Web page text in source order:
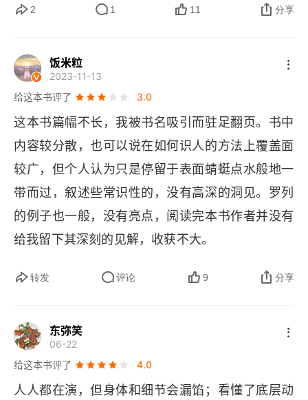
迈尔斯-布里格斯个性类型测量表
凯尔西气质类型
九型人格测试
为什么识别信息的真实性这么难
要互动，不要置身其外观察
提高测谎准确性的几点建议
如何在信息不足时做出正确推断
情（小肌肉群的秒变化，大多数人都不易察觉到
提问，用嗅觉感知氛围
洞察力的提升有助于提
高判断力层次，即跳出情绪，偏好判断，向利益判
断，规则判断，价值判断，是非判断靠拢。
2 1 11 分享
饭米粒
2023-11-13
给这本书评了
3.0
这本书篇幅不长，我被书名吸引而驻足翻页。书中
内容较分散，也可以说在如何识人的方法上覆盖面
较广，但个人认为只是停留于表面蜻蜓点水般地一
带而过，叙述些常识性的，没有高深的洞见。罗列
的例子也一般，没有亮点，阅读完本书作者并没有
给我留下其深刻的见解，收获不大。
转发 评论 9 分享
东弥笑
06-22
给这本书评了
4.0
人人都在演，但身体和细节会漏馅；看懂了底层动